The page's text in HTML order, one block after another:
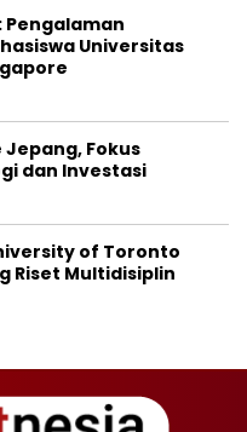
Pengalaman
Universitas
Jepang, Fokus
dan Investasi
of Toronto
Riset Multidisiplin